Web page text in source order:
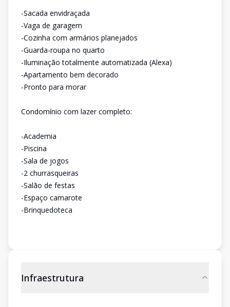
-Sacada envidraçada
-Vaga de garagem
-Cozinha com armários planejados
-Guarda-roupa no quarto
-Iluminação totalmente automatizada (Alexa)
-Apartamento bem decorado
-Pronto para morar
Condomínio com lazer completo:
-Academia
-Piscina
-Sala de jogos
-2 churrasqueiras
-Salão de festas
-Espaço camarote
-Brinquedoteca
Infraestrutura